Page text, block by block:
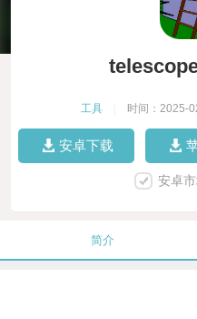
工具 时间：2025-
安卓下载
安卓
简介